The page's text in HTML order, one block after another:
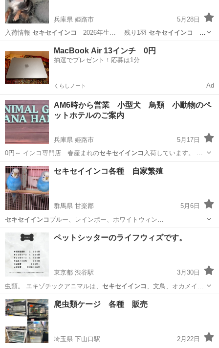
兵庫県 姫路市
5月28日
入荷情報 セキセイインコ 2026年生… 残り1羽 セキセイインコ
2026年生… 000円～セキセイインコ2026年生…
姫路市 ペットサービス セキセイインコ
MacBook Air 13インチ 0円
抽選でプレゼント！応募は1分
くらしノート Ad
AM6時から営業 小型犬 鳥類 小動物のペ
ットホテルのご案内
兵庫県 姫路市
5月17日
0円～ インコ専門店 春産まれのセキセイインコ 入荷しています。 ペ
ットサロ…
兵庫 姫路市 ペットサービス ペットホテル
セキセイインコ各種 自家繁殖
群馬県 甘楽郡
5月6日
セキセイインコ ブルー、レインボー、ホワイトウィン…
群馬 甘楽郡 その他のペット セキセイインコ
ペットシッターのライフウィズです。
東京都 渋谷駅
3月30日
虫類。 エキゾチックアニマルは、 セキセイインコ
、文鳥、オカメイン
コ、ウロコインコ…
東京 渋谷区 渋谷駅 ペットサービス
爬虫類ケージ 各種 販売
埼玉県 下山口駅
2月22日